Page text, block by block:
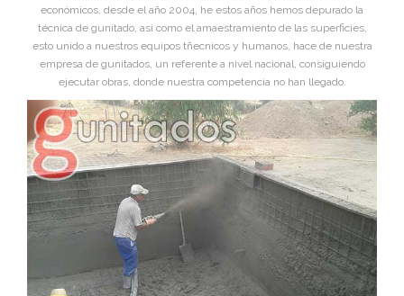
económicos, desde el año 2004, he estos años hemos depurado la
técnica de gunitado, asi como el amaestramiento de las superficies,
esto unido a nuestros equipos tñecnicos y humanos, hace de nuestra
empresa de gunitados, un referente a nivel nacional, consiguiendo
ejecutar obras, donde nuestra competencia no han llegado.